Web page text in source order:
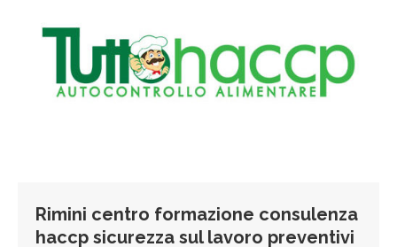
Rimini centro formazione consulenza
haccp sicurezza sul lavoro preventivi